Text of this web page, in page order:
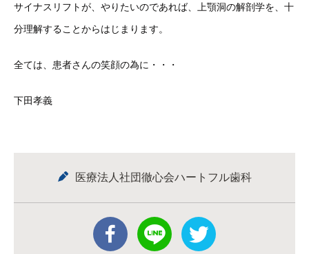
サイナスリフトが、やりたいのであれば、上顎洞の解剖学を、十
分理解することからはじまります。
全ては、患者さんの笑顔の為に・・・
下田孝義
医療法人社団徹心会ハートフル歯科